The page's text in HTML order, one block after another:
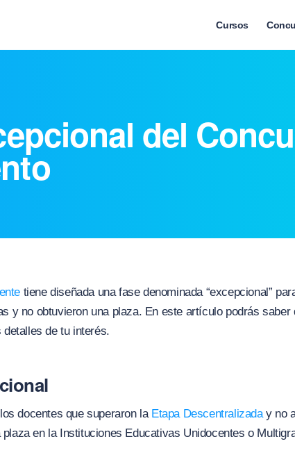
Cursos
del
tiene diseñada una fase denominada “excepcional”
y no obtuvieron una plaza. En este artículo podrás
de tu interés.
docentes que superaron la Etapa Descentralizaday no
en la Instituciones Educativas Unidocentes o